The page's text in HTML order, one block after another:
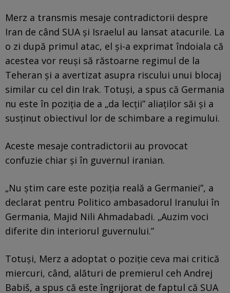
Merz a transmis mesaje contradictorii despre
Iran de când SUA și Israelul au lansat atacurile. La
o zi după primul atac, el și-a exprimat îndoiala că
acestea vor reuși să răstoarne regimul de la
Teheran și a avertizat asupra riscului unui blocaj
similar cu cel din Irak. Totuși, a spus că Germania
nu este în poziția de a „da lecții” aliaților săi și a
susținut obiectivul lor de schimbare a regimului.
Aceste mesaje contradictorii au provocat
confuzie chiar și în guvernul iranian.
„Nu știm care este poziția reală a Germaniei”, a
declarat pentru Politico ambasadorul Iranului în
Germania, Majid Nili Ahmadabadi. „Auzim voci
diferite din interiorul guvernului.”
Totuși, Merz a adoptat o poziție ceva mai critică
miercuri, când, alături de premierul ceh Andrej
Babiš, a spus că este îngrijorat de faptul că SUA